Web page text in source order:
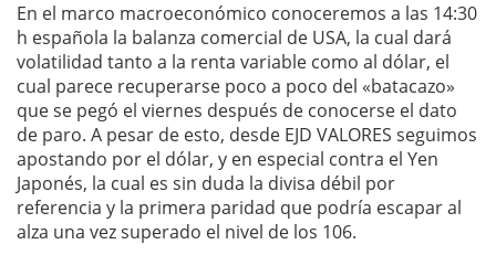
En el marco macroeconómico conoceremos a las 14:30
h española la balanza comercial de USA, la cual dará
volatilidad tanto a la renta variable como al dólar, el
cual parece recuperarse poco a poco del «batacazo»
que se pegó el viernes después de conocerse el dato
de paro. A pesar de esto, desde EJD VALORES seguimos
apostando por el dólar, y en especial contra el Yen
Japonés, la cual es sin duda la divisa débil por
referencia y la primera paridad que podría escapar al
alza una vez superado el nivel de los 106.